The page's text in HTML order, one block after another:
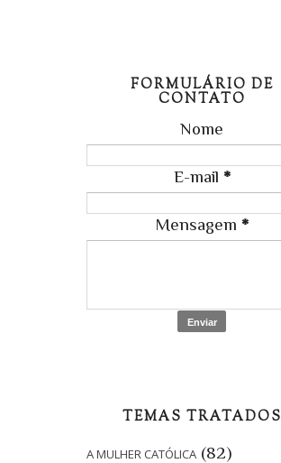
FORMULÁRIO DE
CONTATO
Nome
E-mail *
Mensagem *
TEMAS TRATADOS
A MULHER CATÓLICA (82)